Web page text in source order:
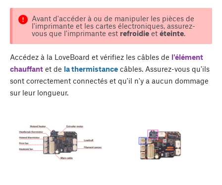
Avant d'accéder à ou de manipuler les pièces de
l'imprimante et les cartes électroniques, assurez-
vous que l'imprimante est refroidieet éteinte.
Accédez à la LoveBoard et vérifiez les câbles de l'élément
chauffant et de la thermistance câbles. Assurez-vous qu'ils
sont correctement connectés et qu'il n'y a aucun dommage
sur leur longueur.